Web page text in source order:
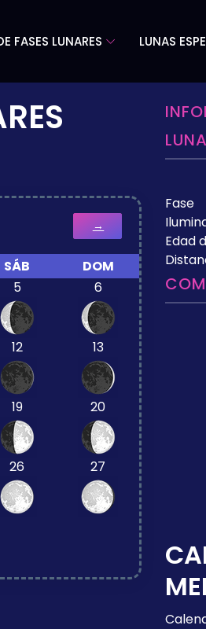
FASES LUNARES LUNAS
→
SÁB
DOM
5 6
12 13
19 20
26 27
Fase
Edad